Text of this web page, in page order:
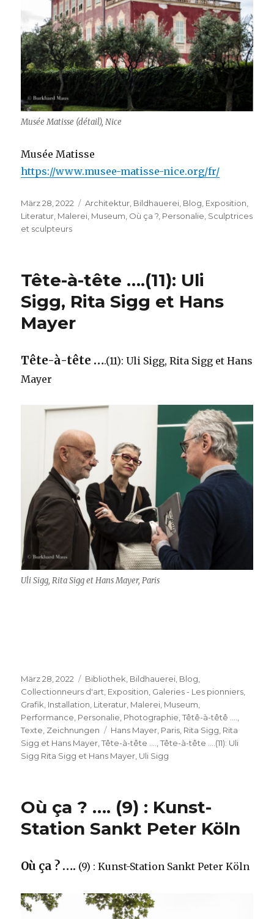
Musée Matisse (détail), Nice
Musée Matisse
https://www.musee-matisse-nice.org/fr/
Veröffentlicht
am
März 28, 2022 Kategorien
Architektur Bildhauerei Blog Exposition
Literatur Malerei Museum Où ça ? Personalie Sculptrices
et sculpteurs
Tête-à-tête ….(11): Uli
Sigg, Rita Sigg et Hans
Mayer
Tête-à-tête ….(11): Uli Sigg, Rita Sigg et Hans
Mayer
Uli Sigg, Rita Sigg et Hans Mayer, Paris
Veröffentlicht
am
März 28, 2022 Kategorien
Bibliothek Bildhauerei Blog
Collectionneurs d'art Exposition Galeries - Les pionniers
Grafik Installation Literatur Malerei Museum
Performance Personalie Photographie ,Têtê-à-têtê ....
Texte Zeichnungen Schlagwörter
Hans Mayer Paris Rita Sigg Rita
Sigg et Hans Mayer ,Tête-à-tête …. ,Tête-à-tête ….(11): Uli
Sigg Rita Sigg et Hans Mayer Uli Sigg
Où ça ? …. (9) : Kunst-
Station Sankt Peter Köln
Où ça ? …. (9) : Kunst-Station Sankt Peter Köln